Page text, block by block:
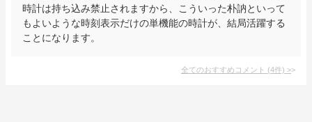
時計は持ち込み禁止されますから、こういった朴訥といって
もよいような時刻表示だけの単機能の時計が、結局活躍する
ことになります。
全てのおすすめコメント (4件) >